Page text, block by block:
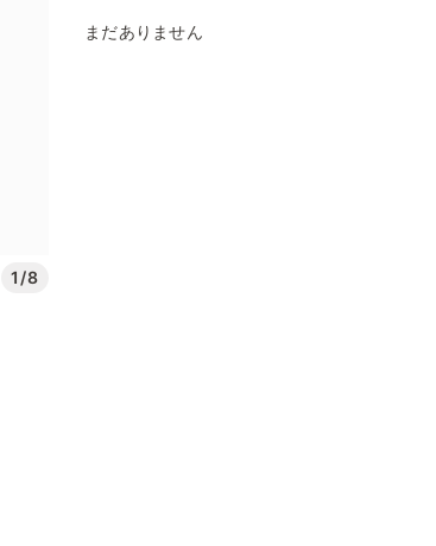
1/8
まだありません